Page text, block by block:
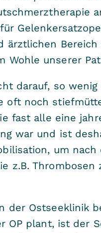
ärztlichen
unserer
darauf, so
oft noch
fast alle eine
war und ist
um
z.B.
der Ostseeklinik
OP plant, ist der